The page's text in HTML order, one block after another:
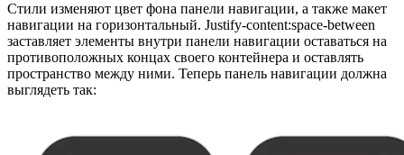
Стили изменяют цвет фона панели навигации, а также макет
навигации на горизонтальный. Justify-content:space-between
заставляет элементы внутри панели навигации оставаться на
противоположных концах своего контейнера и оставлять
пространство между ними. Теперь панель навигации должна
выглядеть так: